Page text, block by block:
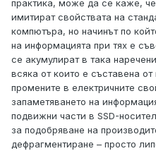
практика, може да се каже, че
имитират свойствата на
компютъра, но начинът по
на информацията при тях е
се акумулират в така
всяка от които е съставена
промените в електричните
запаметяването на
подвижни части в SSD-
за подобряване на
дефрагментиране – просто